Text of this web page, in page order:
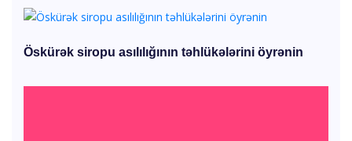
Öskürək siropu asılılığının təhlükələrini öyrənin